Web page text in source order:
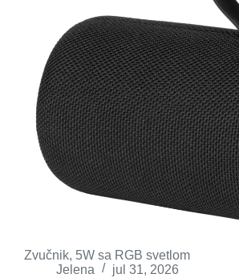
Zvučnik, 5W sa RGB svetlom
Jelena
jul 31, 2026